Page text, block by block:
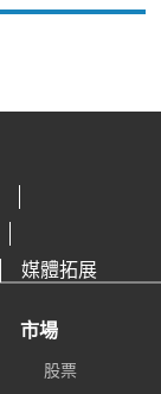
媒體拓展
市場
股票